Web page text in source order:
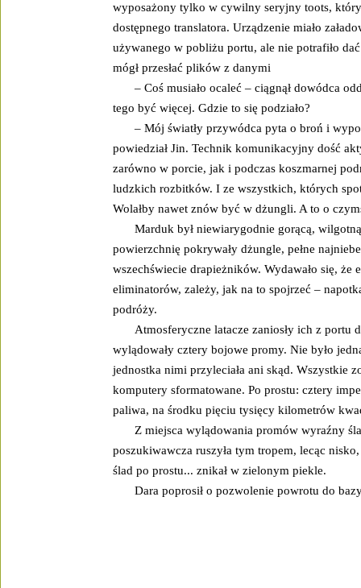
wyposażony tylko w cywilny seryjny toots, który
dostępnego translatora. Urządzenie miało
używanego w pobliżu portu, ale nie potrafiło
mógł przesłać plików z danymi
– Coś musiało ocaleć – ciągnął dowódca
tego być więcej. Gdzie to się podziało?
– Mój światły przywódca pyta o broń i
powiedział Jin. Technik komunikacyjny dość
zarówno w porcie, jak i podczas koszmarnej
ludzkich rozbitków. I ze wszystkich, których
Wolałby nawet znów być w dżungli. A to o
Marduk był niewiarygodnie gorącą,
powierzchnię pokrywały dżungle, pełne
wszechświecie drapieżników. Wydawało się, że
eliminatorów, zależy, jak na to spojrzeć –
podróży.
Atmosferyczne latacze zaniosły ich z portu
wylądowały cztery bojowe promy. Nie było
jednostka nimi przyleciała ani skąd. Wszystkie
komputery sformatowane. Po prostu: cztery
paliwa, na środku pięciu tysięcy kilometrów
Z miejsca wylądowania promów wyraźny
poszukiwawcza ruszyła tym tropem, lecąc
ślad po prostu... znikał w zielonym piekle.
Dara poprosił o pozwolenie powrotu do